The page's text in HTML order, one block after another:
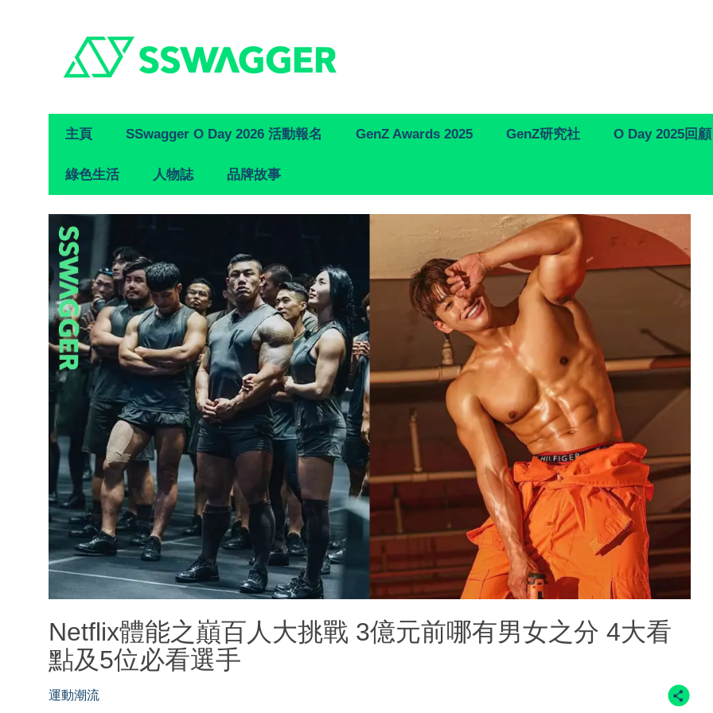
Primary
Navigation
主頁 SSwagger O Day 2026 活動報名 GenZ Awards 2025 GenZ研究社 O Day 2025回顧
綠色生活 人物誌 品牌故事
Netflix體能之巔百人大挑戰 3億元前哪有男女之分 4大看
點及5位必看選手
運動潮流